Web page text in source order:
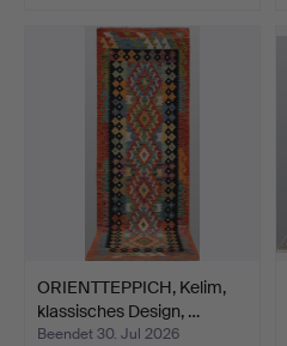
ORIENTTEPPICH, Kelim,
klassisches Design, …
Beendet 30. Jul 2026